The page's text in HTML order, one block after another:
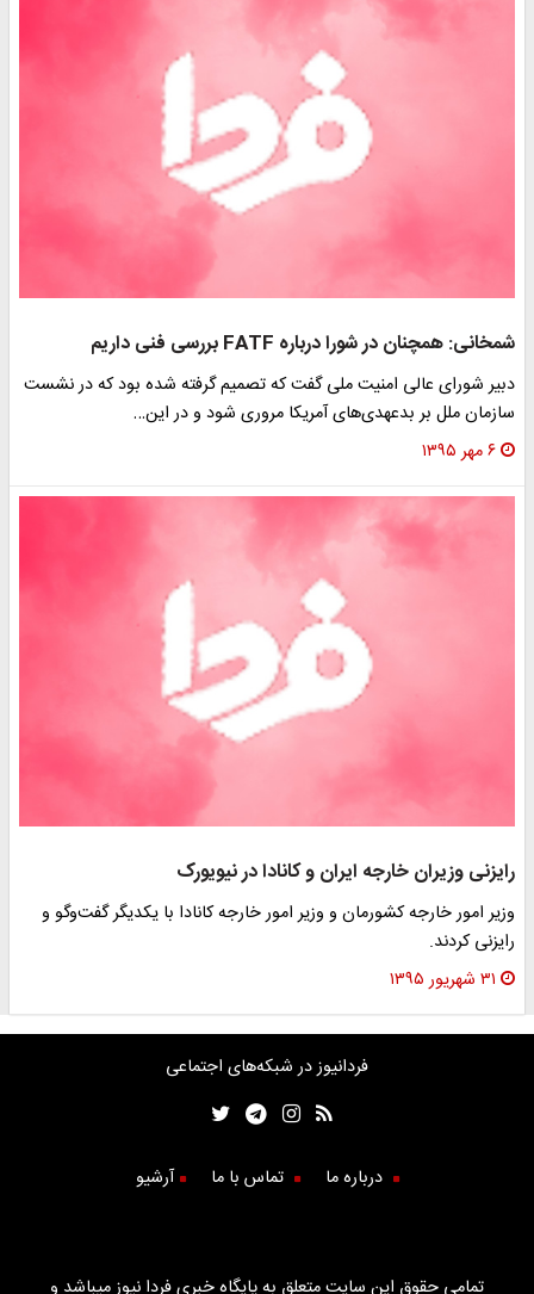
شمخانی: همچنان در شورا درباره FATF بررسی فنی داریم
دبیر شورای عالی امنیت ملی گفت که تصمیم گرفته شده بود که در نشست
سازمان ملل بر بدعهدی‌های آمریکا مروری شود و در این…
۶ مهر ۱۳۹۵
رایزنی وزیران خارجه ایران و کانادا در نیویورک
وزیر امور خارجه کشورمان و وزیر امور خارجه کانادا با یکدیگر گفت‌وگو و
رایزنی کردند.
۳۱ شهریور ۱۳۹۵
فردانیوز در شبکه‌های اجتماعی
درباره ما تماس با ما آرشیو